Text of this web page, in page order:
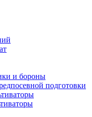
и бороны
подготовки